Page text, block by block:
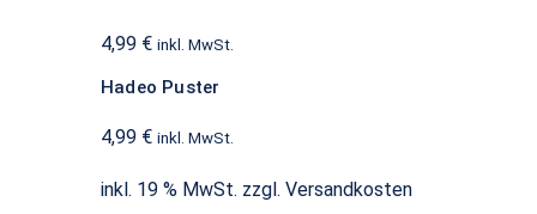
4,99 € inkl. MwSt.
Hadeo Puster
4,99 € inkl. MwSt.
inkl. 19 % MwSt. zzgl. Versandkosten